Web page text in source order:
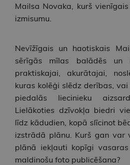
Mailsa Novaka, kurš
izmisumu.
Nevīžīgais un haotiskais
sērīgās mīlas balādēs un
praktiskajai, akurātajai,
kuras kolēģi slēdz derības,
piedalās liecinieku
Lielākoties dzīvokļa biedri
līdz kādudien, kopā slīcinot
izstrādā plānu. Kurš gan var
plānā iekļauti kopīgi
maldinošu foto publicēšana?